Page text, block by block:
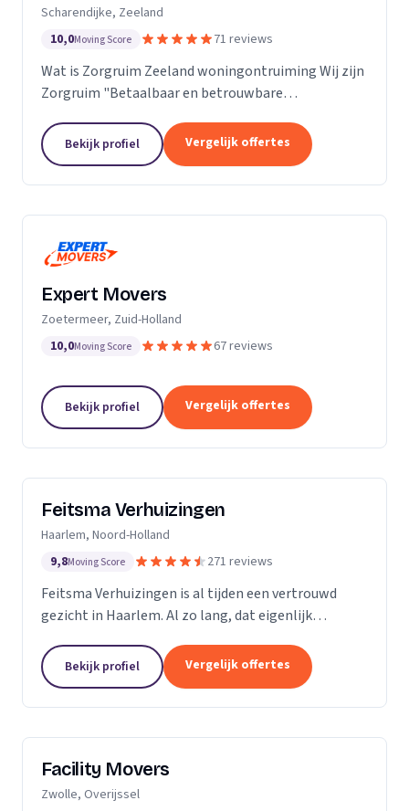
Scharendijke, Zeeland
10,0Moving Score 71 reviews
Wat is Zorgruim Zeeland woningontruiming Wij zijn
Zorgruim "Betaalbaar en betrouwbare
kleine verhuizingen.” Onze Kwaliteit is namelijk zo
ongelofelijk...
Bekijk profiel Vergelijk offertes
Expert Movers
Zoetermeer, Zuid-Holland
10,0Moving Score 67 reviews
Bekijk profiel Vergelijk offertes
Feitsma Verhuizingen
Haarlem, Noord-Holland
9,8Moving Score 271 reviews
Feitsma Verhuizingen is al tijden een vertrouwd
gezicht in Haarlem. Al zo lang, dat eigenlijk
ooit begonnen is met verhuizen. De eerste
advertenties van...
Bekijk profiel Vergelijk offertes
Facility Movers
Zwolle, Overijssel